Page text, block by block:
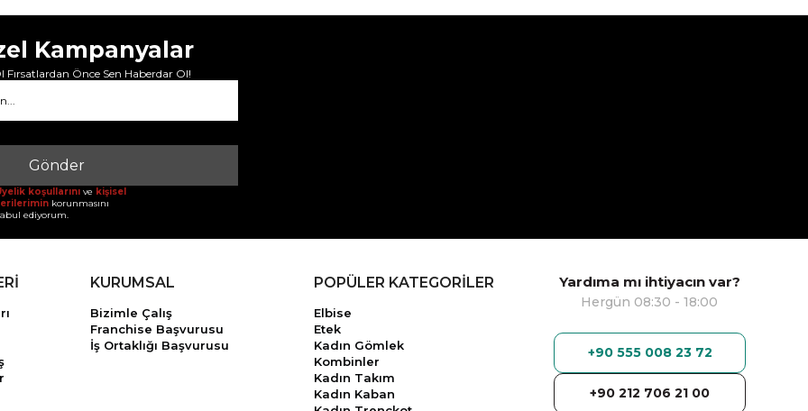
Kampanyalar
Fırsatlardan Önce Sen Haberdar Ol!
Gönder
koşullarını ve kişisel
korunmasını
ediyorum.
KURUMSAL
Bizimle Çalış
Franchise Başvurusu
İş Ortaklığı Başvurusu
POPÜLER KATEGORİLER
Elbise
Etek
Kadın Gömlek
Kombinler
Kadın Takım
Kadın Kaban
Yardıma mı ihtiyacın var?
Hergün 08:30 - 18:00
+90 555 008 23 72
+90 212 706 21 00